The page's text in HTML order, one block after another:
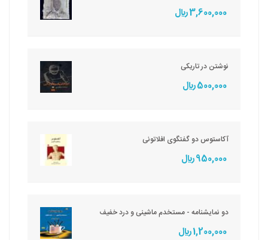
3,600,000 ريال
نوشتن در تاریکی
500,000 ريال
آکاستوس دو گفتگوی افلاتونی
950,000 ريال
دو نمایشنامه - مستخدم ماشینی و درد خفیف
1,200,000 ريال